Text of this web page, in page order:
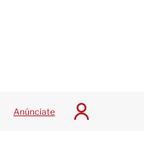
Anúnciate
I